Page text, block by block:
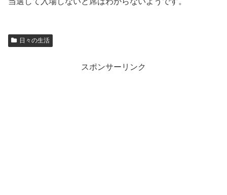
日々の生活
スポンサーリンク